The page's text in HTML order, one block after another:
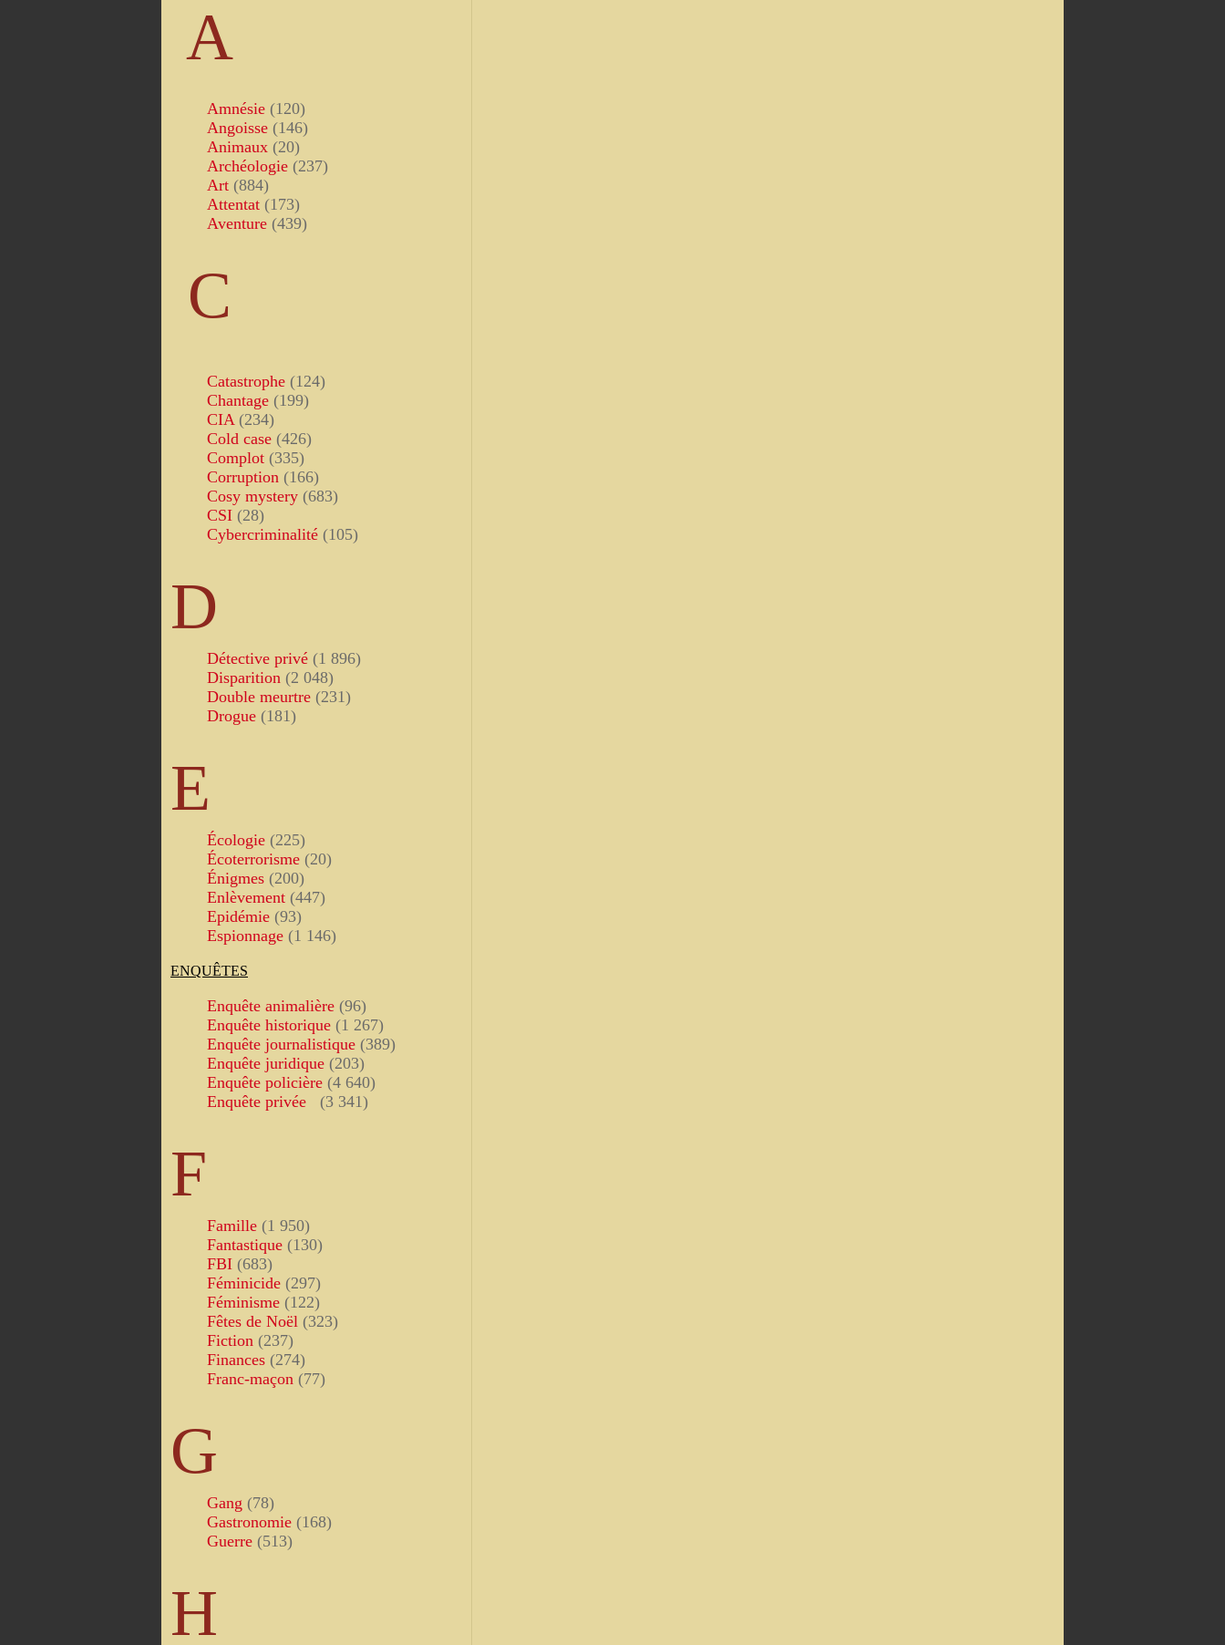
A
Amnésie (120)
Angoisse (146)
Animaux (20)
Archéologie (237)
Art (884)
Attentat (173)
Aventure (439)
C
Catastrophe (124)
Chantage (199)
CIA (234)
Cold case (426)
Complot (335)
Corruption (166)
Cosy mystery (683)
CSI (28)
Cybercriminalité (105)
D
Détective privé (1 896)
Disparition (2 048)
Double meurtre (231)
Drogue (181)
E
Écologie (225)
Écoterrorisme (20)
Énigmes (200)
Enlèvement (447)
Epidémie (93)
Espionnage (1 146)
ENQUÊTES
Enquête animalière (96)
Enquête historique (1 267)
Enquête journalistique (389)
Enquête juridique (203)
Enquête policière (4 640)
Enquête privée
(3 341)
F
Famille (1 950)
Fantastique (130)
FBI (683)
Féminicide (297)
Féminisme (122)
Fêtes de Noël (323)
Fiction (237)
Finances (274)
Franc-maçon (77)
G
Gang (78)
Gastronomie (168)
Guerre (513)
H